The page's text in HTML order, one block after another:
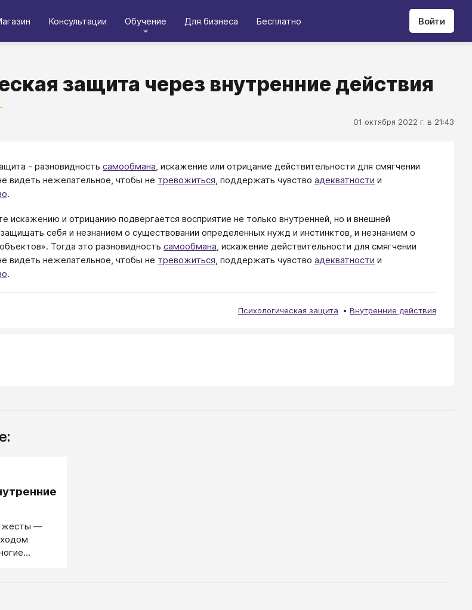
Консультации Обучение Для бизнеса Бесплатно Войти
защита через внутренние действия
01 октября 2022 г. в 21:43
- разновидность самообмана, искажение или отрицание действительности для смягчении
видеть нежелательное, чтобы не тревожиться, поддержать чувство адекватности и
.
искажению и отрицанию подвергается восприятие не только внутренней, но и внешней
себя и незнанием о существовании определенных нужд и инстинктов, и незнанием о
Тогда это разновидность самообмана , искажение действительности для смягчении
видеть нежелательное, чтобы не тревожиться , поддержать чувство адекватности и
.
Психологическая защита Внутренние действия
жесты —